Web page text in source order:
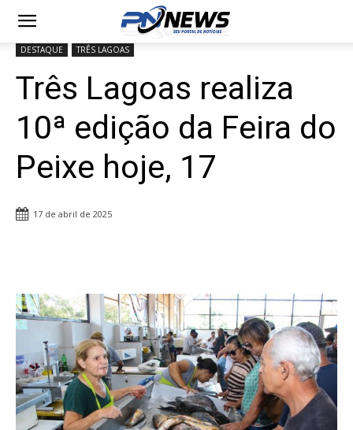
DESTAQUE TRÊS LAGOAS
Três Lagoas realiza
10ª edição da Feira do
Peixe hoje, 17
17 de abril de 2025